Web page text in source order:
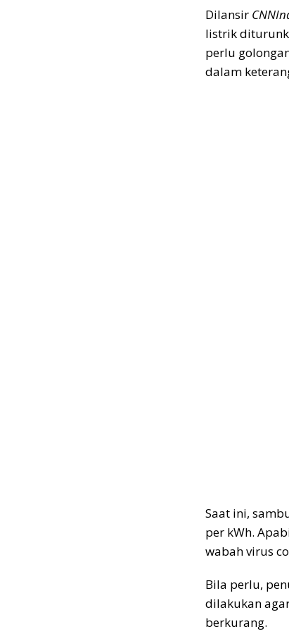
Dilansir
listrik
perlu
dalam
Saat ini,
per kWh.
wabah virus
Bila perlu,
dilakukan
berkurang.